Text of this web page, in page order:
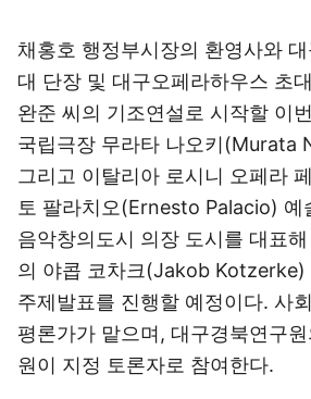
채홍호 행정부시장의 환영사와
대 단장 및 대구오페라하우스 초
완준 씨의 기조연설로 시작할 이
국립극장 무라타 나오키(Murata
그리고 이탈리아 로시니 오페라
토 팔라치오(Ernesto Palacio) 예
음악창의도시 의장 도시를 대표
의 야콥 코차크(Jakob Kotzerke)
주제발표를 진행할 예정이다. 사
평론가가 맡으며, 대구경북연구
원이 지정 토론자로 참여한다.